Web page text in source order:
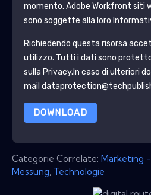
momento. Adobe Workfront siti
sono soggette alla loro
Richiedendo questa risorsa
utilizzo. Tutti i dati sono
sulla Privacy.In caso di ulteriori
mail
DOWNLOAD
Categorie Correlate: Marketing
Messung Technologie